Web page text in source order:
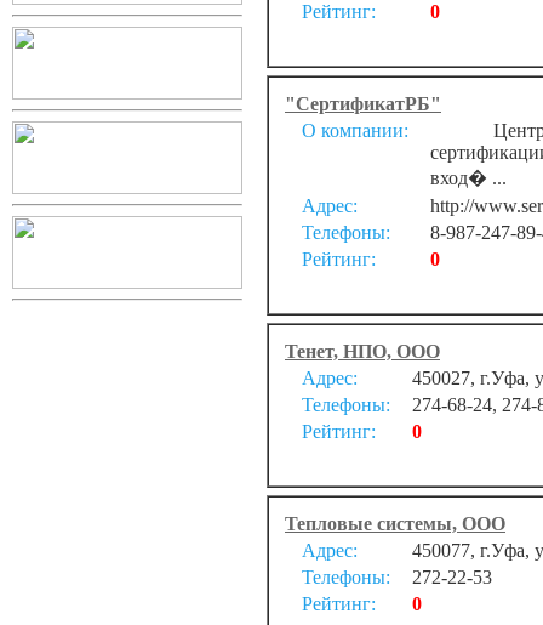
Рейтинг:
0
"СертификатРБ"
О компании:
Центр
вход� ...
Адрес:
http://
Телефоны:
8-987-247-
Рейтинг:
0
Тенет, НПО, ООО
Адрес:
450027, г.Уфа,
Телефоны:
274-68-24, 274-
Рейтинг:
0
Тепловые системы, ООО
Адрес:
450077, г.Уфа,
Телефоны:
272-22-53
Рейтинг:
0